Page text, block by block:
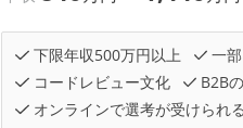
下限年収500万円以上 一部
コードレビュー文化
B2B
オンラインで選考が受けられる